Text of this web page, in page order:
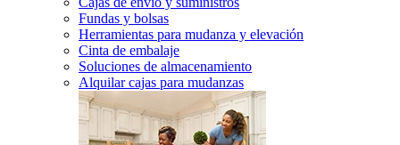
Fundas y bolsas
Herramientas para mudanza y elevación
Cinta de embalaje
Soluciones de almacenamiento
Alquilar cajas para mudanzas